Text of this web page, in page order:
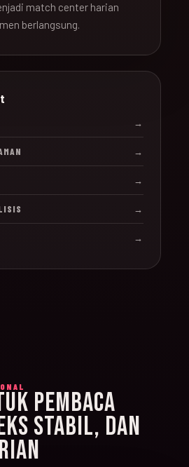
match center harian
berlangsung.
→
→
→
→
→
PEMBACA
STABIL, DAN